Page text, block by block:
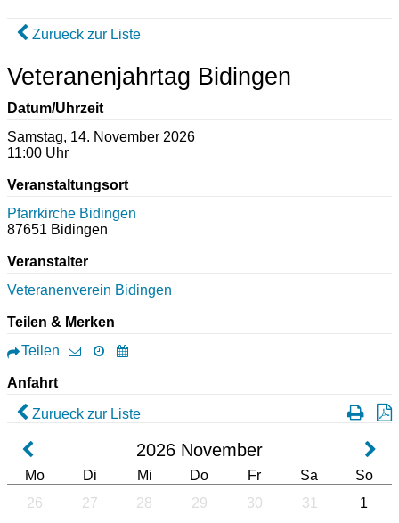
Zurueck zur Liste
Veteranenjahrtag Bidingen
Datum/Uhrzeit
Samstag, 14. November 2026
11:00 Uhr
Veranstaltungsort
Pfarrkirche Bidingen
87651 Bidingen
Veranstalter
Veteranenverein Bidingen
Teilen & Merken
Teilen
Anfahrt
Zurueck zur Liste
2026 November
Mo Di Mi Do Fr Sa
So
26
27 28 29 30 31 1